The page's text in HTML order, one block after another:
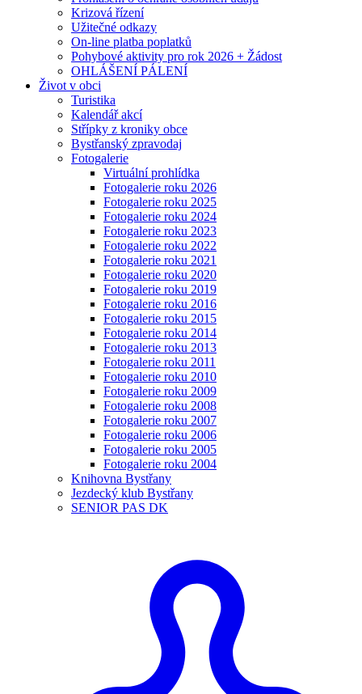
Krizová řízení
Užitečné odkazy
On-line platba poplatků
Pohybové aktivity pro rok 2026 + Žádost
OHLÁŠENÍ PÁLENÍ
Život v obci
Turistika
Kalendář akcí
Střípky z kroniky obce
Bystřanský zpravodaj
Fotogalerie
Virtuální prohlídka
Fotogalerie roku 2026
Fotogalerie roku 2025
Fotogalerie roku 2024
Fotogalerie roku 2023
Fotogalerie roku 2022
Fotogalerie roku 2021
Fotogalerie roku 2020
Fotogalerie roku 2019
Fotogalerie roku 2016
Fotogalerie roku 2015
Fotogalerie roku 2014
Fotogalerie roku 2013
Fotogalerie roku 2011
Fotogalerie roku 2010
Fotogalerie roku 2009
Fotogalerie roku 2008
Fotogalerie roku 2007
Fotogalerie roku 2006
Fotogalerie roku 2005
Fotogalerie roku 2004
Knihovna Bystřany
Jezdecký klub Bystřany
SENIOR PAS DK